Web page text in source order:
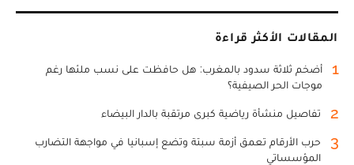
المقالات الأكثر قراءة
1
أضخم ثلاثة سدود بالمغرب: هل حافظت على نسب ملئها رغم
موجات الحر الصيفية؟
2 تفاصيل منشأة رياضية كبرى مرتقبة بالدار البيضاء
3
حرب الأرقام تعمق أزمة سبتة وتضع إسبانيا في مواجهة التضارب
المؤسساتي